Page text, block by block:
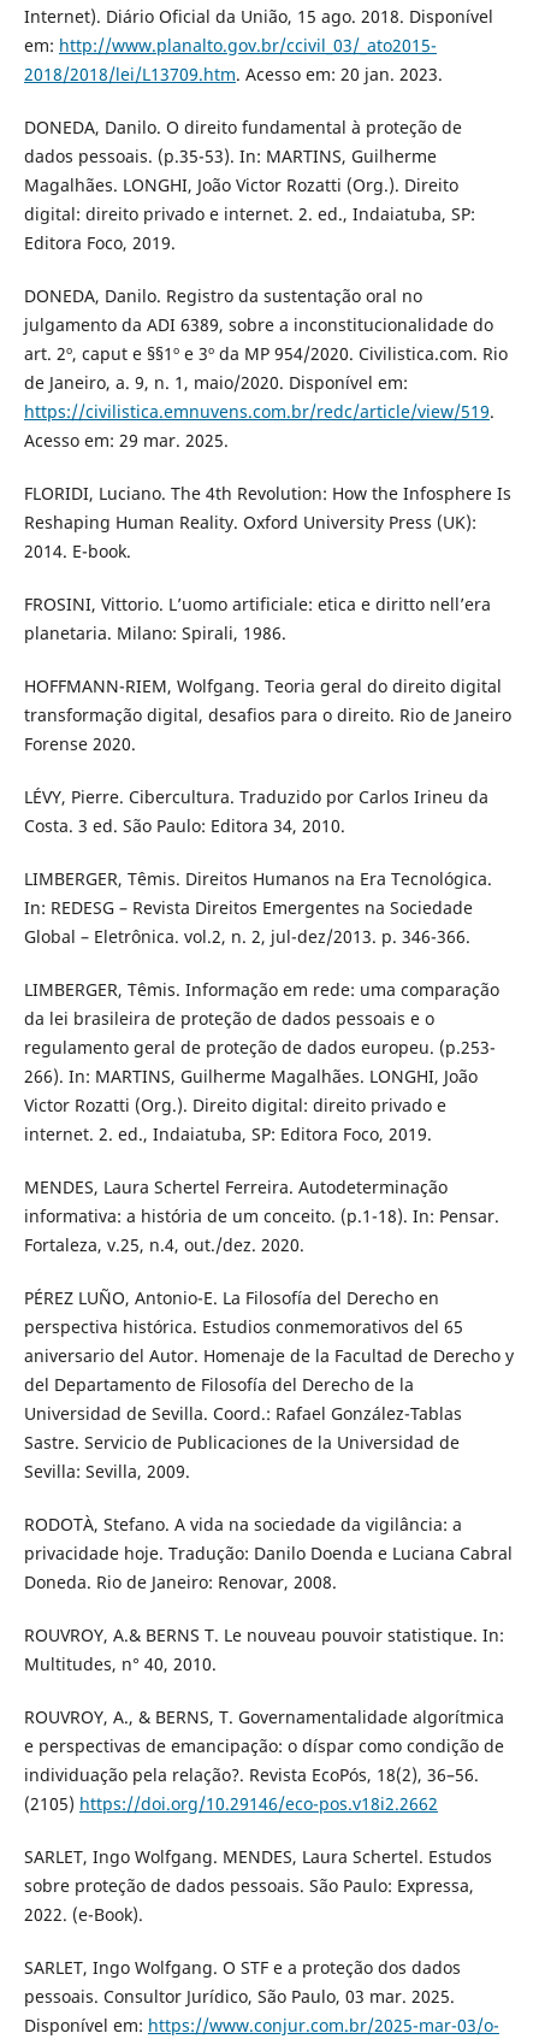
Internet). Diário Oficial da União, 15 ago. 2018. Disponível
em: http://www.planalto.gov.br/ccivil_03/_ato2015-
2018/2018/lei/L13709.htm. Acesso em: 20 jan. 2023.
DONEDA, Danilo. O direito fundamental à proteção de
dados pessoais. (p.35-53). In: MARTINS, Guilherme
Magalhães. LONGHI, João Victor Rozatti (Org.). Direito
digital: direito privado e internet. 2. ed., Indaiatuba, SP:
Editora Foco, 2019.
DONEDA, Danilo. Registro da sustentação oral no
julgamento da ADI 6389, sobre a inconstitucionalidade do
art. 2º, caput e §§1º e 3º da MP 954/2020. Civilistica.com. Rio
de Janeiro, a. 9, n. 1, maio/2020. Disponível em:
https://civilistica.emnuvens.com.br/redc/article/view/519.
Acesso em: 29 mar. 2025.
FLORIDI, Luciano. The 4th Revolution: How the Infosphere Is
Reshaping Human Reality. Oxford University Press (UK):
2014. E-book.
FROSINI, Vittorio. L’uomo artificiale: etica e diritto nell’era
planetaria. Milano: Spirali, 1986.
HOFFMANN-RIEM, Wolfgang. Teoria geral do direito digital
transformação digital, desafios para o direito. Rio de Janeiro
Forense 2020.
LÉVY, Pierre. Cibercultura. Traduzido por Carlos Irineu da
Costa. 3 ed. São Paulo: Editora 34, 2010.
LIMBERGER, Têmis. Direitos Humanos na Era Tecnológica.
In: REDESG – Revista Direitos Emergentes na Sociedade
Global – Eletrônica. vol.2, n. 2, jul-dez/2013. p. 346-366.
LIMBERGER, Têmis. Informação em rede: uma comparação
da lei brasileira de proteção de dados pessoais e o
regulamento geral de proteção de dados europeu. (p.253-
266). In: MARTINS, Guilherme Magalhães. LONGHI, João
Victor Rozatti (Org.). Direito digital: direito privado e
internet. 2. ed., Indaiatuba, SP: Editora Foco, 2019.
MENDES, Laura Schertel Ferreira. Autodeterminação
informativa: a história de um conceito. (p.1-18). In: Pensar.
Fortaleza, v.25, n.4, out./dez. 2020.
PÉREZ LUÑO, Antonio-E. La Filosofía del Derecho en
perspectiva histórica. Estudios conmemorativos del 65
aniversario del Autor. Homenaje de la Facultad de Derecho y
del Departamento de Filosofía del Derecho de la
Universidad de Sevilla. Coord.: Rafael González-Tablas
Sastre. Servicio de Publicaciones de la Universidad de
Sevilla: Sevilla, 2009.
RODOTÀ, Stefano. A vida na sociedade da vigilância: a
privacidade hoje. Tradução: Danilo Doenda e Luciana Cabral
Doneda. Rio de Janeiro: Renovar, 2008.
ROUVROY, A.& BERNS T. Le nouveau pouvoir statistique. In:
Multitudes, n° 40, 2010.
ROUVROY, A., & BERNS, T. Governamentalidade algorítmica
e perspectivas de emancipação: o díspar como condição de
individuação pela relação?. Revista EcoPós, 18(2), 36–56.
(2105) https://doi.org/10.29146/eco-pos.v18i2.2662
SARLET, Ingo Wolfgang. MENDES, Laura Schertel. Estudos
sobre proteção de dados pessoais. São Paulo: Expressa,
2022. (e-Book).
SARLET, Ingo Wolfgang. O STF e a proteção dos dados
pessoais. Consultor Jurídico, São Paulo, 03 mar. 2025.
Disponível em: https://www.conjur.com.br/2025-mar-03/o-